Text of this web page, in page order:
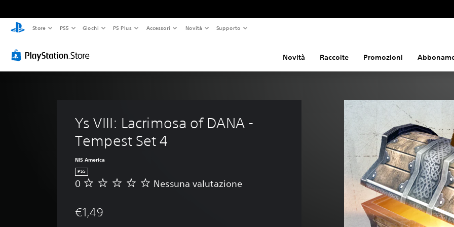
Store PS5 Giochi PS Plus Accessori Novità Supporto
Novità Raccolte Promozioni
Ys VIII: Lacrimosa of DANA -
Tempest Set 4
NIS America
PS5
N
s
0 Nessuna valutazione
€1,49